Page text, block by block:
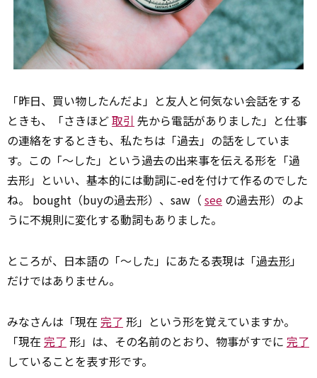
「昨日、買い物したんだよ」と友人と何気ない会話をする
ときも、「さきほど取引 先から電話がありました」と仕事
の連絡をするときも、私たちは「過去」の話をしていま
す。この「～した」という過去の出来事を伝える形を「過
去形」といい、基本的には動詞に-edを付けて作るのでした
ね。 bought（buyの過去形）、saw（ see の過去形）のよ
うに不規則に変化する動詞もありました。
ところが、日本語の「～した」にあたる表現は「過去形」
だけではありません。
みなさんは「現在 完了 形」という形を覚えていますか。
「現在 完了 形」は、その名前のとおり、物事がすでに 完了
していることを表す形です。